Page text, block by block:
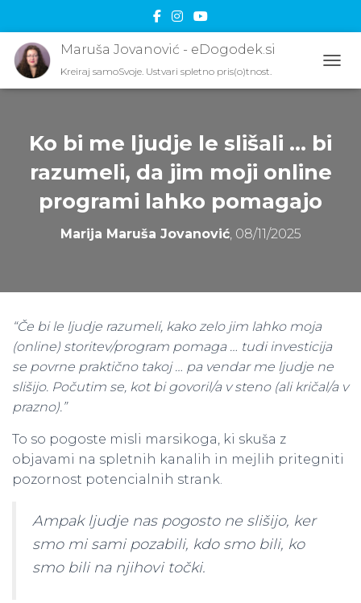
Maruša Jovanović - eDogodek.si
Kreiraj samoSvoje. Ustvari spletno pris(o)tnost.
Ko bi me ljudje le slišali … bi
razumeli, da jim moji online
programi lahko pomagajo
Marija Maruša Jovanović, 08/11/2025
“Če bi le ljudje razumeli, kako zelo jim lahko moja
(online) storitev/program pomaga … tudi investicija
se povrne praktično takoj … pa vendar me ljudje ne
slišijo. Počutim se, kot bi govoril/a v steno (ali kričal/a v
prazno).”
To so pogoste misli marsikoga, ki skuša z
objavami na spletnih kanalih in mejlih pritegniti
pozornost potencialnih strank.
Ampak ljudje nas pogosto ne slišijo, ker
smo mi sami pozabili, kdo smo bili, ko
smo bili na njihovi točki.